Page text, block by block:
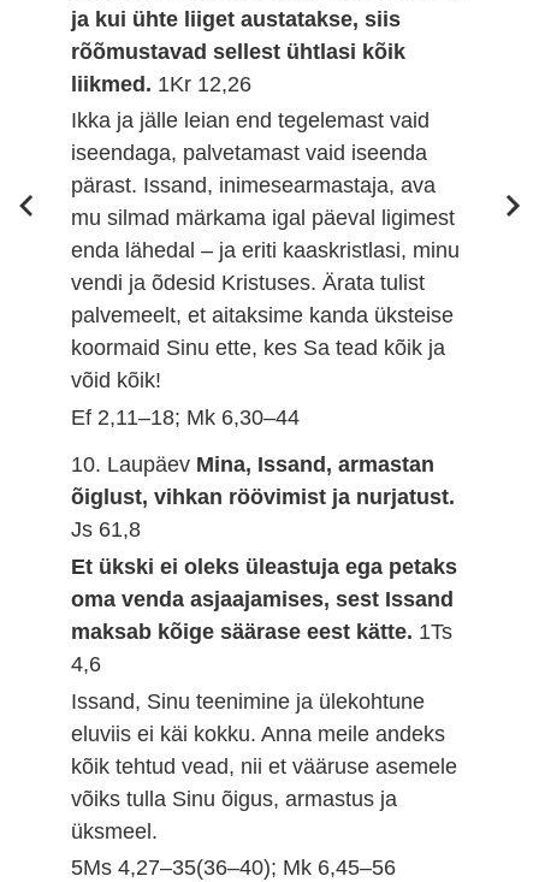
ja kui ühte liiget austatakse, siis
rõõmustavad sellest ühtlasi kõik
liikmed. 1Kr 12,26
Ikka ja jälle leian end tegelemast vaid
iseendaga, palvetamast vaid iseenda
pärast. Issand, inimesearmastaja, ava
mu silmad märkama igal päeval ligimest
enda lähedal – ja eriti kaaskristlasi, minu
vendi ja õdesid Kristuses. Ärata tulist
palvemeelt, et aitaksime kanda üksteise
koormaid Sinu ette, kes Sa tead kõik ja
võid kõik!
Ef 2,11–18; Mk 6,30–44
10. Laupäev Mina, Issand, armastan
õiglust, vihkan röövimist ja nurjatust.
Js 61,8
Et ükski ei oleks üleastuja ega petaks
oma venda asjaajamises, sest Issand
maksab kõige säärase eest kätte. 1Ts
4,6
Issand, Sinu teenimine ja ülekohtune
eluviis ei käi kokku. Anna meile andeks
kõik tehtud vead, nii et vääruse asemele
võiks tulla Sinu õigus, armastus ja
üksmeel.
5Ms 4,27–35(36–40); Mk 6,45–56